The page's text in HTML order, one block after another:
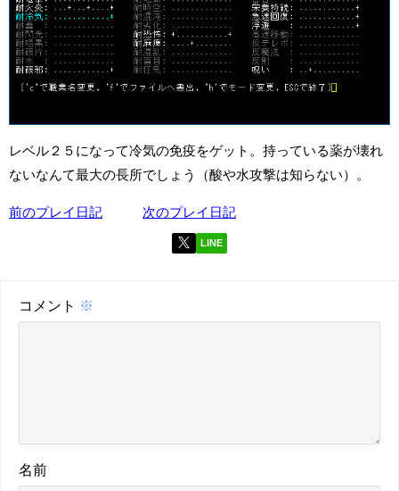
レベル２５になって冷気の免疫をゲット。持っている薬が壊れ
ないなんて最大の長所でしょう（酸や水攻撃は知らない）。
前のプレイ日記 次のプレイ日記
LINE
コメント ※
名前